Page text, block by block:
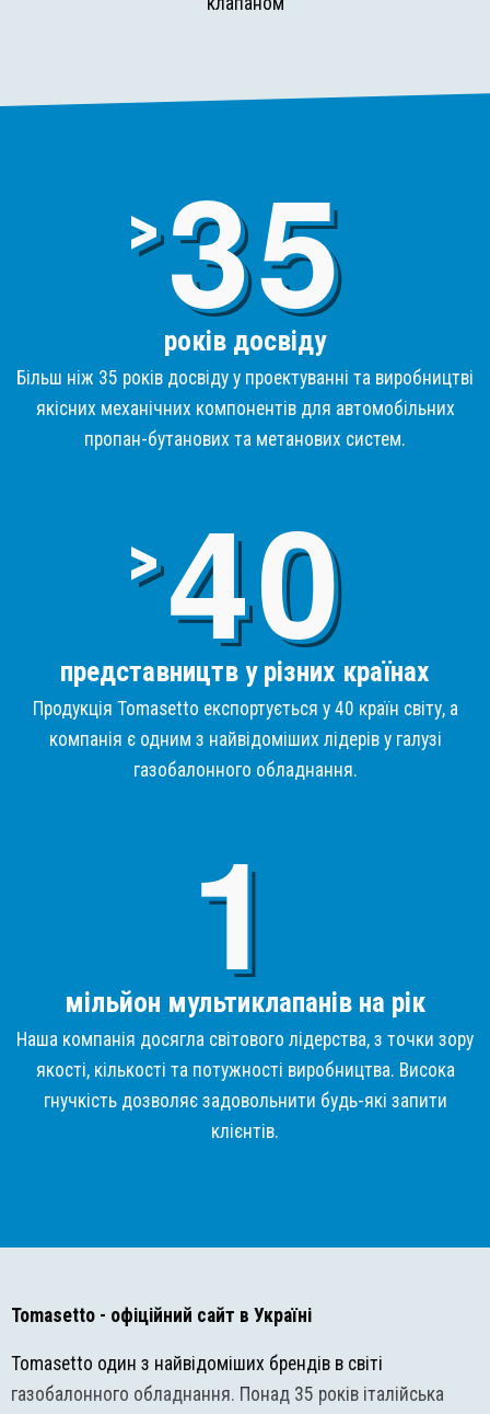
>3
років досвіду
Більш ніж 35 років досвіду у проектуванні та виробництві
якісних механічних компонентів для автомобільних
пропан-бутанових та метанових систем.
>4
представництв у різних країнах
Продукція Tomasetto експортується у 40 країн світу, а
компанія є одним з найвідоміших лідерів у галузі
газобалонного обладнання.
мільйон мультиклапанів на рік
Наша компанія досягла світового лідерства, з точки зору
якості, кількості та потужності виробництва. Висока
гнучкість дозволяє задовольнити будь-які запити
клієнтів.
Tomasetto - офіційний сайт в Україні
Tomasetto один з найвідоміших брендів в світі
газобалонного обладнання. Понад 35 років італійська